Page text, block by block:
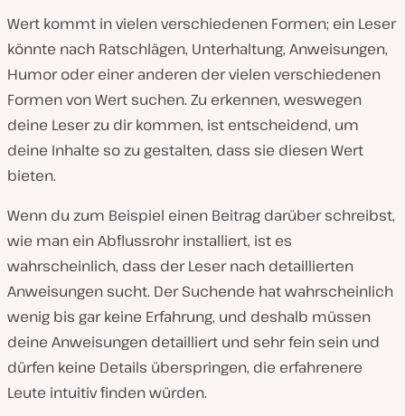
Wert kommt in vielen verschiedenen Formen; ein Leser
könnte nach Ratschlägen, Unterhaltung, Anweisungen,
Humor oder einer anderen der vielen verschiedenen
Formen von Wert suchen. Zu erkennen, weswegen
deine Leser zu dir kommen, ist entscheidend, um
deine Inhalte so zu gestalten, dass sie diesen Wert
bieten.
Wenn du zum Beispiel einen Beitrag darüber schreibst,
wie man ein Abflussrohr installiert, ist es
wahrscheinlich, dass der Leser nach detaillierten
Anweisungen sucht. Der Suchende hat wahrscheinlich
wenig bis gar keine Erfahrung, und deshalb müssen
deine Anweisungen detailliert und sehr fein sein und
dürfen keine Details überspringen, die erfahrenere
Leute intuitiv finden würden.